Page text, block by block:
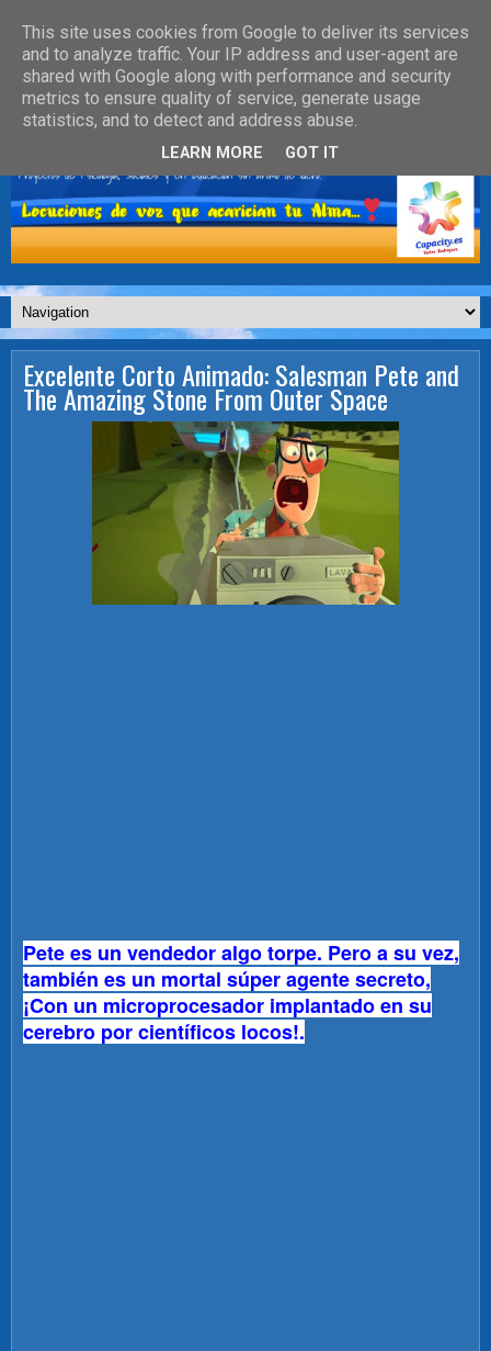
Excelente Corto Animado: Salesman Pete and
The Amazing Stone From Outer Space
Pete es un vendedor algo torpe. Pero a su vez,
también es un mortal súper agente secreto,
¡Con un microprocesador implantado en su
cerebro por científicos locos!.
This site uses cookies from Google to deliver its services
and to analyze traffic. Your IP address and user-agent are
shared with Google along with performance and security
metrics to ensure quality of service, generate usage
statistics, and to detect and address abuse.
LEARN MORE GOT IT